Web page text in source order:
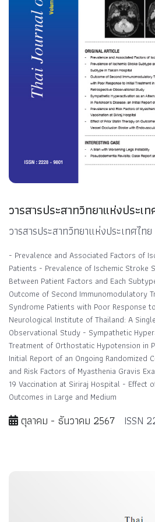
วารสารประสาทวิทยาแห่งประ
วารสารประสาทวิทยาแห่งประเทศไทย
- Prevalence and Associated Factors of
Patients - Prevalence of Ischemic Stroke
Between Patient Factors and Each
Outcome of Second Immunomodulatory
Syndrome Patients with Poor Response
Neurological Institute of Thailand: A
Observational Study - Sympathetic
Treatment of Orthostatic Hypotension in
Initial Report of an Ongoing Randomized
and Risk Factors of Myasthenia Gravis
19 Vaccination at Siriraj Hospital - Effect
Outcomes in Large and Medium
ตุลาคม - ธันวาคม 2567 ISSN